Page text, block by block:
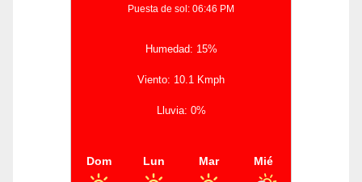
Puesta de sol: 06:46 PM
Humedad: 15%
Viento: 10.1 Kmph
Lluvia: 0%
Dom Lun Mar Mié